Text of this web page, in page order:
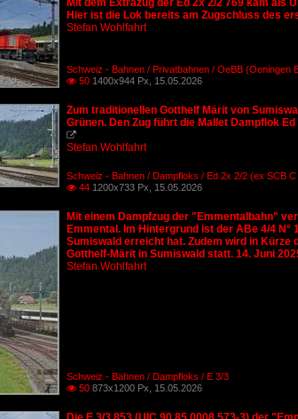
Mit dem Extrazug der Ed 2x 2/2 769 kam als
Hier ist die Lok bereits am Zugschluss des
Stefan Wohlfahrt
Schweiz - Bahnen / Privatbahnen / OeBB (Oeningen
 50 1400x944 Px, 15.05.2026
Zum traditionellen Gotthelf Märit von
Grünen. Den Zug führt die Mallet Dampflok

Stefan Wohlfahrt
Schweiz - Bahnen / Dampfloks / Ed 2x 2/2 (ex SCB C
 44 1200x733 Px, 15.05.2026
Mit einem Dampfzug der "Emmentalbahn"
Emmental. Im Hintergrund ist der ABe 4/4
Sumiswald erreicht hat. Zudem wird in
Gotthelf-Märit in Sumiswald statt. 14. Juni
Stefan Wohlfahrt
Schweiz - Bahnen / Dampfloks / E 3/3
 50 873x1200 Px, 15.05.2026